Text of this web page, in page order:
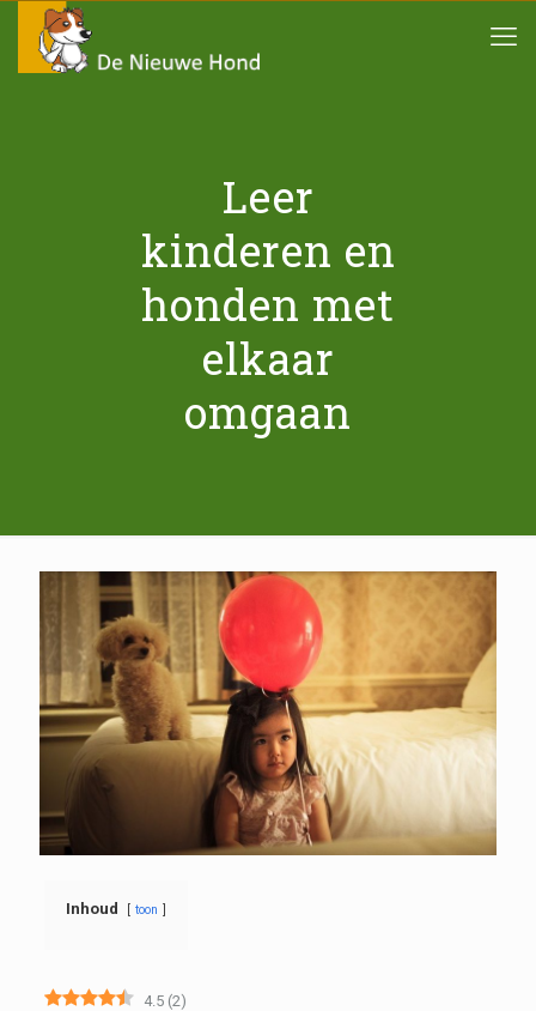
Leer
kinderen en
honden met
elkaar
omgaan
Inhoud toon
4.5 (2)